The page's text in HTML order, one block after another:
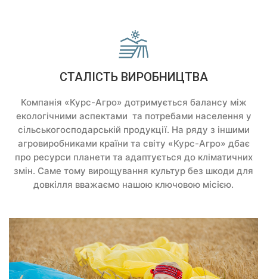
СТАЛIСТЬ ВИРОБНИЦТВА
Компанія «Курс-Агро» дотримується балансу між
екологічними аспектами та потребами населення у
сільськогосподарській продукції. На ряду з іншими
агровиробниками країни та світу «Курс-Агро» дбає
про ресурси планети та адаптується до кліматичних
змін. Саме тому вирощування культур без шкоди для
довкілля вважаємо нашою ключовою місією.